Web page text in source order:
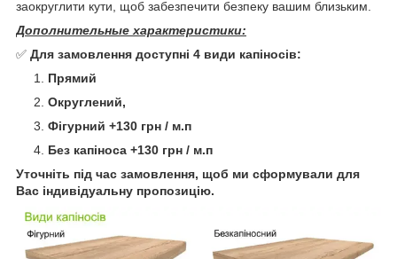
заокруглити кути, щоб забезпечити безпеку вашим близьким.
Дополнительные характеристики:
✅ Для замовлення доступні 4 види капіносів:
Прямий
Округлений,
Фігурний +130 грн / м.п
Без капіноса +130 грн / м.п
Уточніть під час замовлення, щоб ми сформували для
Вас індивідуальну пропозицію.